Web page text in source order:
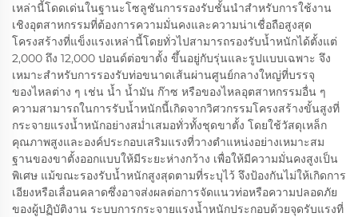
เหล่านี้โดดเด่นในฐานะโซลูชันการรองรับชั้นนำสำหรับการใช้งาน
เชิงอุตสาหกรรมที่ต้องการความมั่นคงและความน่าเชื่อถือสูงสุด
โครงสร้างที่แข็งแรงเหล่านี้โดยทั่วไปสามารถรองรับน้ำหนักได้ตั้งแต่
2,000 ถึง 12,000 ปอนด์ต่อขาตั้ง ขึ้นอยู่กับรุ่นและรูปแบบเฉพาะ จึง
เหมาะสำหรับการรองรับท่อขนาดเส้นผ่านศูนย์กลางใหญ่ที่บรรจุ
ของไหลต่าง ๆ เช่น น้ำ น้ำมัน ก๊าซ หรือของไหลอุตสาหกรรมอื่น ๆ
ความสามารถในการรับน้ำหนักนี้เกิดจากวิศวกรรมโครงสร้างขั้นสูงที่
กระจายแรงน้ำหนักอย่างสม่ำเสมอทั่วทั้งชุดขาตั้ง โดยใช้วัสดุเหล็ก
คุณภาพสูงและองค์ประกอบเสริมแรงที่วางตำแหน่งอย่างเหมาะสม
ฐานของขาตั้งออกแบบให้มีระยะห่างกว้าง เพื่อให้มีความมั่นคงสูงเป็น
พิเศษ แม้ขณะรองรับน้ำหนักสูงสุดตามที่ระบุไว้ จึงป้องกันไม่ให้เกิดการ
เอียงหรือเลื่อนคลาดซึ่งอาจส่งผลต่อการจัดแนวท่อหรือความปลอดภัย
ของผู้ปฏิบัติงาน ระบบการกระจายแรงน้ำหนักประกอบด้วยจุดรับแรงที่